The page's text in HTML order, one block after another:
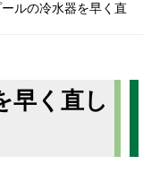
ルの冷水器を早く直
早く直し